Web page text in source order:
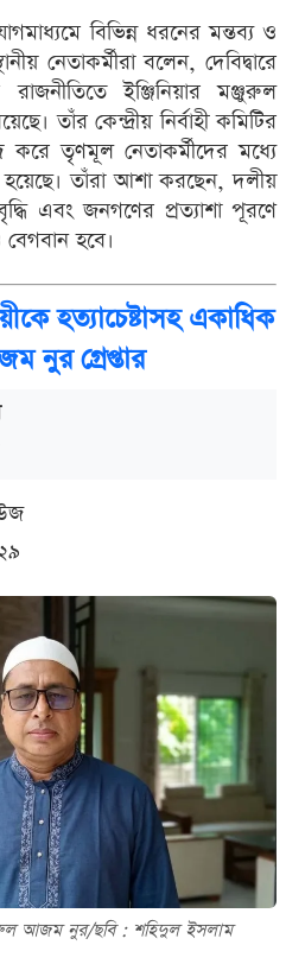
বিভিন্ন ধরনের মন্তব্য ও
নেতাকর্মীরা বলেন, দেবিদ্বারে
ইঞ্জিনিয়ার মঞ্জুরুল
তাঁর কেন্দ্রীয় নির্বাহী কমিটির
করে তৃণমূল নেতাকর্মীদের মধ্যে
তাঁরা আশা করছেন, দলীয়
এবং জনগণের প্রত্যাশা পূরণে
হবে।
হত্যাচেষ্টাসহ একাধিক
নুর গ্রেপ্তার
আজম নুর/ছবি : শ‌হিদুল ইসলাম